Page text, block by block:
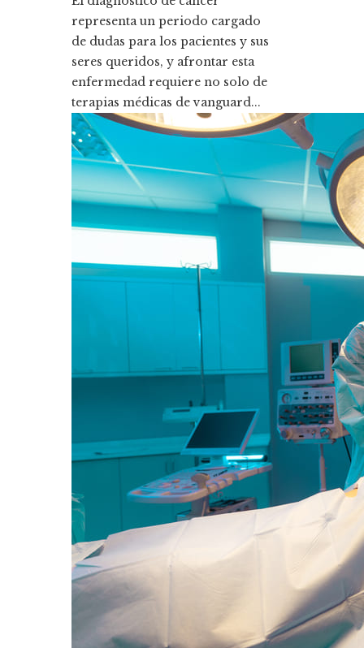
representa un periodo cargado
de dudas para los pacientes y sus
seres queridos, y afrontar esta
enfermedad requiere no solo de
terapias médicas de vanguard...